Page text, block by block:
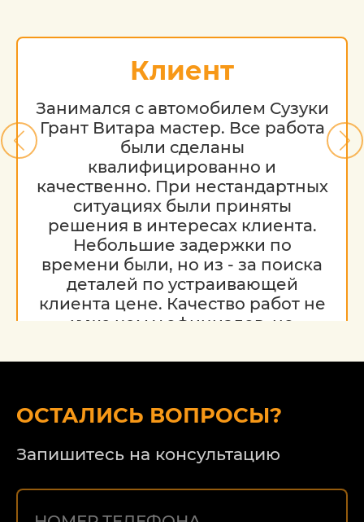
Клиент
Занимался с автомобилем Сузуки
Грант Витара мастер. Все работа
были сделаны
квалифицированно и
качественно. При нестандартных
ситуациях были приняты
решения в интересах клиента.
Небольшие задержки по
времени были, но из - за поиска
деталей по устраивающей
клиента цене. Качество работ не
хуже чем у официалов, но
работу, надеюсь на дальнейшее
ОСТАЛИСЬ ВОПРОСЫ?
Запишитесь на консультацию